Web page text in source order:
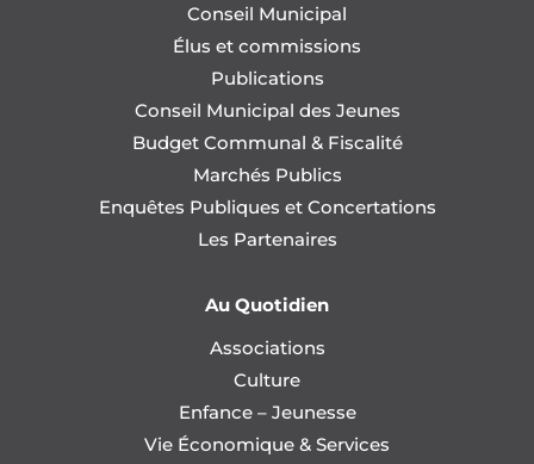
Conseil Municipal
Élus et commissions
Publications
Conseil Municipal des Jeunes
Budget Communal & Fiscalité
Marchés Publics
Enquêtes Publiques et Concertations
Les Partenaires
Au Quotidien
Associations
Culture
Enfance – Jeunesse
Vie Économique & Services